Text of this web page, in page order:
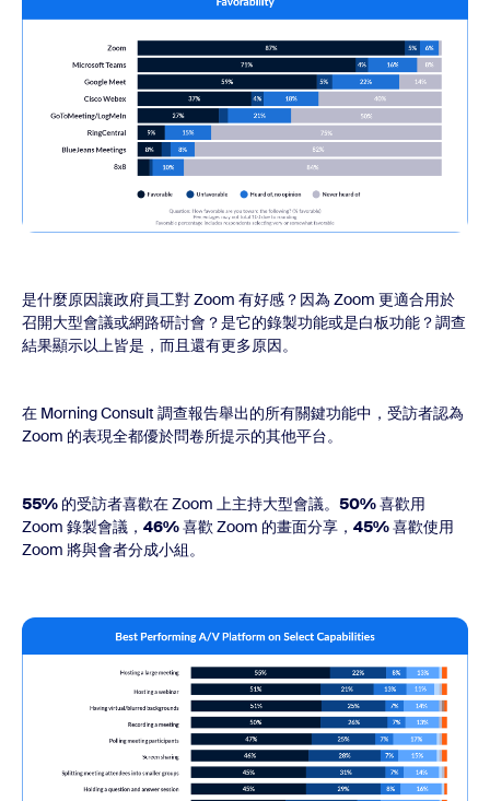
是什麼原因讓政府員工對 Zoom 有好感？因為 Zoom 更適合用於
召開大型會議或網路研討會？是它的錄製功能或是白板功能？調查
結果顯示以上皆是，而且還有更多原因。
在 Morning Consult 調查報告舉出的所有關鍵功能中，受訪者認為
Zoom 的表現全都優於問卷所提示的其他平台。
55% 的受訪者喜歡在 Zoom 上主持大型會議。 50%喜歡用
Zoom 錄製會議， 46%喜歡 Zoom 的畫面分享， 45%喜歡使用
Zoom 將與會者分成小組。